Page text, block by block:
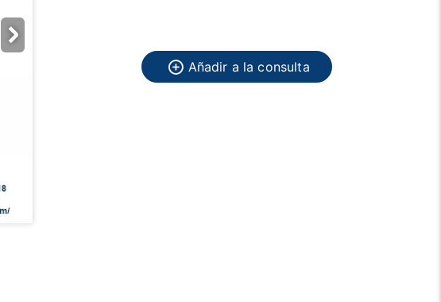
Añadir a la consulta